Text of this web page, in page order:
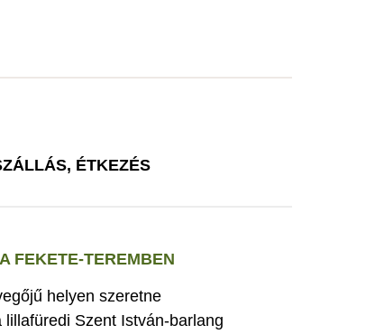
ÉTKEZÉS
FEKETE-TEREMBEN
helyen szeretne
Szent István-barlang